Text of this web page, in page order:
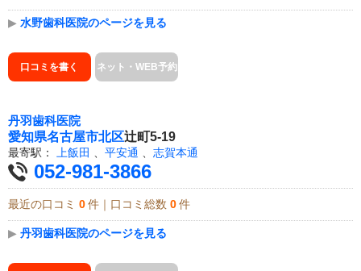
▶ 水野歯科医院のページを見る
口コミを書く ネット・WEB予約
丹羽歯科医院
愛知県名古屋市北区辻町5-19
最寄駅： 上飯田 平安通 志賀本通
052-981-3866
最近の口コミ 0 件｜口コミ総数 0 件
▶ 丹羽歯科医院のページを見る